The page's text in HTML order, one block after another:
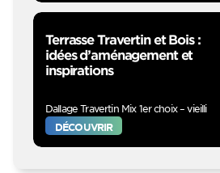
Terrasse Travertin et Bois :
idées d’aménagement et
inspirations
Dallage Travertin Mix 1er choix – vieilli
DÉCOUVRIR